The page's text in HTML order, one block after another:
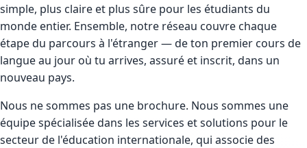
simple, plus claire et plus sûre pour les étudiants du
monde entier. Ensemble, notre réseau couvre chaque
étape du parcours à l'étranger — de ton premier cours de
langue au jour où tu arrives, assuré et inscrit, dans un
nouveau pays.
Nous ne sommes pas une brochure. Nous sommes une
équipe spécialisée dans les services et solutions pour le
secteur de l'éducation internationale, qui associe des